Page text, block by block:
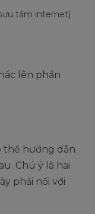
tầm internet)
lên phần
thể hướng dẫn
Chú ý là hai
phải nối với